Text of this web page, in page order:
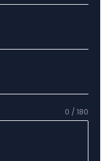
0 / 180